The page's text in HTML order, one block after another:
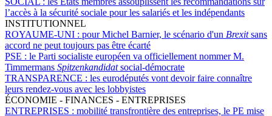
l’accès à la sécurité sociale pour les salariés et les indépendants
INSTITUTIONNEL
ROYAUME-UNI : pour Michel Barnier, le scénario d'un Brexitsans
accord ne peut toujours pas être écarté
PSE : le Parti socialiste européen va officiellement nommer M.
Timmermans Spitzenkandidatsocial-démocrate
TRANSPARENCE : les eurodéputés vont devoir faire connaître
leurs rendez-vous avec les lobbyistes
ÉCONOMIE - FINANCES - ENTREPRISES
ENTREPRISES : mobilité transfrontière des entreprises, le PE mise